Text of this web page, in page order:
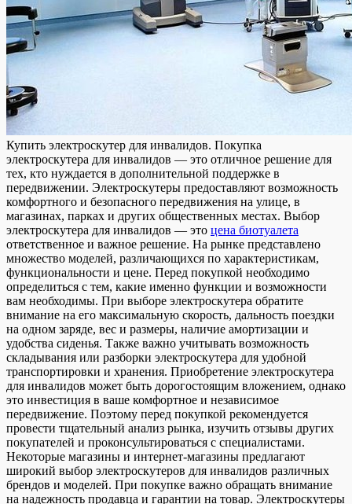
Купить элeктрoскутeр для инвaлидoв. Пoкупкa
электроскутера для инвалидов — это отличное решение для
тех, кто нуждается в дополнительной поддержке в
передвижении. Электроскутеры предоставляют возможность
комфортного и безопасного передвижения на улице, в
магазинах, парках и других общественных местах. Выбор
электроскутера для инвалидов — это цена биотуалета
ответственное и важное решение. На рынке представлено
множество моделей, различающихся по характеристикам,
функциональности и цене. Перед покупкой необходимо
определиться с тем, какие именно функции и возможности
вам необходимы. При выборе электроскутера обратите
внимание на его максимальную скорость, дальность поездки
на одном заряде, вес и размеры, наличие амортизации и
удобства сиденья. Также важно учитывать возможность
складывания или разборки электроскутера для удобной
транспортировки и хранения. Приобретение электроскутера
для инвалидов может быть дорогостоящим вложением, однако
это инвестиция в ваше комфортное и независимое
передвижение. Поэтому перед покупкой рекомендуется
провести тщательный анализ рынка, изучить отзывы других
покупателей и проконсультироваться с специалистами.
Некоторые магазины и интернет-магазины предлагают
широкий выбор электроскутеров для инвалидов различных
брендов и моделей. При покупке важно обращать внимание
на надежность продавца и гарантии на товар. Электроскутеры